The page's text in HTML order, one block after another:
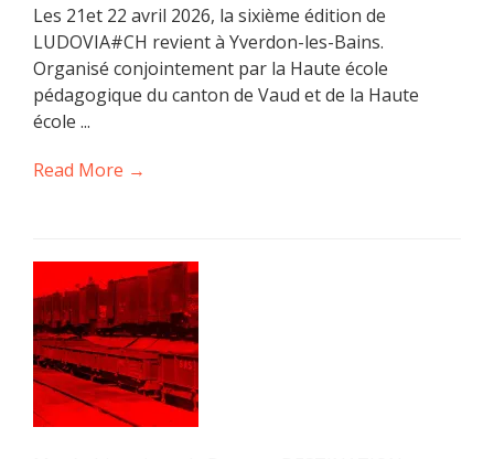
Les 21et 22 avril 2026, la sixième édition de
LUDOVIA#CH revient à Yverdon-les-Bains.
Organisé conjointement par la Haute école
pédagogique du canton de Vaud et de la Haute
école ...
Read More →